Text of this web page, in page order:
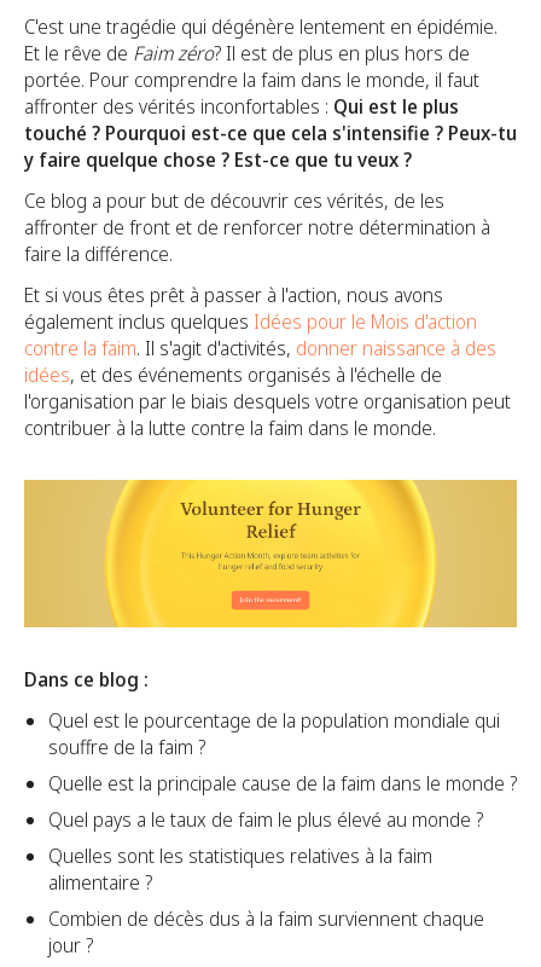
C'est une tragédie qui dégénère lentement en épidémie.
Et le rêve de Faim zéro? Il est de plus en plus hors de
portée. Pour comprendre la faim dans le monde, il faut
affronter des vérités inconfortables : Qui est le plus
touché ? Pourquoi est-ce que cela s'intensifie ? Peux-tu
y faire quelque chose ? Est-ce que tu veux ?
Ce blog a pour but de découvrir ces vérités, de les
affronter de front et de renforcer notre détermination à
faire la différence.
Et si vous êtes prêt à passer à l'action, nous avons
également inclus quelques Idées pour le Mois d'action
contre la faim. Il s'agit d'activités, donner naissance à des
idées, et des événements organisés à l'échelle de
l'organisation par le biais desquels votre organisation peut
contribuer à la lutte contre la faim dans le monde.
Dans ce blog :
Quel est le pourcentage de la population mondiale qui
souffre de la faim ?
Quelle est la principale cause de la faim dans le monde ?
Quel pays a le taux de faim le plus élevé au monde ?
Quelles sont les statistiques relatives à la faim
alimentaire ?
Combien de décès dus à la faim surviennent chaque
jour ?